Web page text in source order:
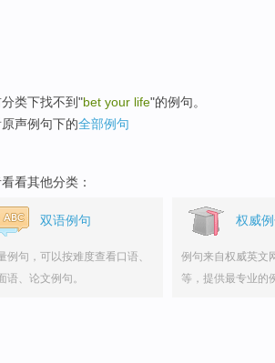
类下找不到"bet your life"的例句。
声例句下的全部例句
看其他分类：
双语例句
例句，可以按难度查看口语、
语、论文例句。
权威
例句来自权威英文
等，提供最专业的